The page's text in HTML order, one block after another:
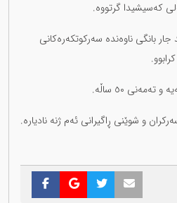
کەسیشیدا گرتووە.
بانگی ناوەندە سەرکوتکەرەکانی
٥٠ ساڵە.
و شوێنی ڕاگیرانی ئەم ژنە نادیارە.